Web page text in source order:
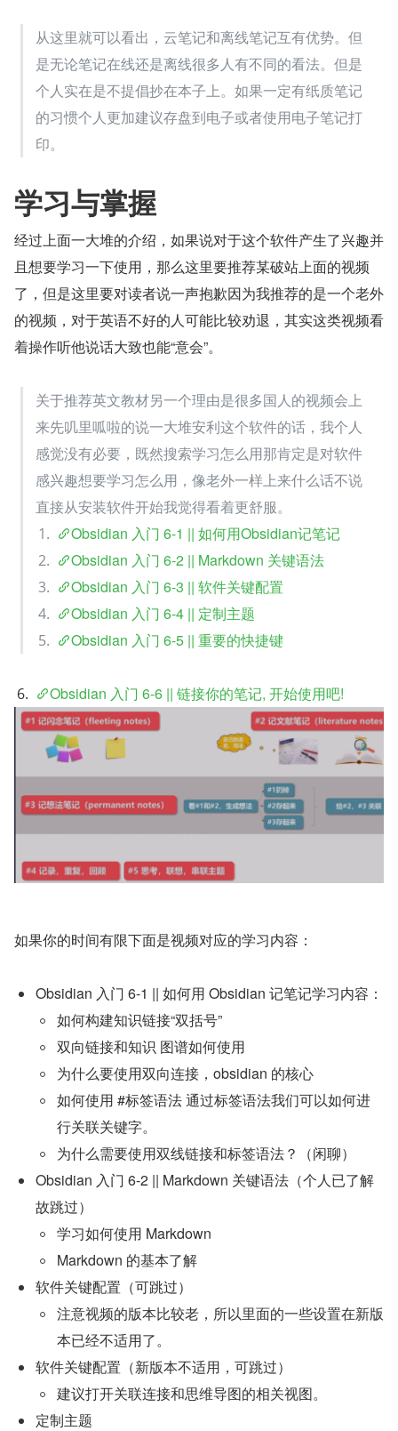
从这里就可以看出，云笔记和离线笔记互有优势。但
是无论笔记在线还是离线很多人有不同的看法。但是
个人实在是不提倡抄在本子上。如果一定有纸质笔记
的习惯个人更加建议存盘到电子或者使用电子笔记打
印。
学习与掌握
经过上面一大堆的介绍，如果说对于这个软件产生了兴趣并
且想要学习一下使用，那么这里要推荐某破站上面的视频
了，但是这里要对读者说一声抱歉因为我推荐的是一个老外
的视频，对于英语不好的人可能比较劝退，其实这类视频看
着操作听他说话大致也能“意会”。
关于推荐英文教材另一个理由是很多国人的视频会上
来先叽里呱啦的说一大堆安利这个软件的话，我个人
感觉没有必要，既然搜索学习怎么用那肯定是对软件
感兴趣想要学习怎么用，像老外一样上来什么话不说
直接从安装软件开始我觉得看着更舒服。
Obsidian 入门 6-1 || 如何用Obsidian记笔记
Obsidian 入门 6-2 || Markdown 关键语法
Obsidian 入门 6-3 || 软件关键配置
Obsidian 入门 6-4 || 定制主题
Obsidian 入门 6-5 || 重要的快捷键
Obsidian 入门 6-6 || 链接你的笔记, 开始使用吧!
如果你的时间有限下面是视频对应的学习内容：
Obsidian 入门 6-1 || 如何用 Obsidian 记笔记学习内容：
如何构建知识链接“双括号”
双向链接和知识 图谱如何使用
为什么要使用双向连接，obsidian 的核心
如何使用 #标签语法 通过标签语法我们可以如何进
行关联关键字。
为什么需要使用双线链接和标签语法？（闲聊）
Obsidian 入门 6-2 || Markdown 关键语法（个人已了解
故跳过）
学习如何使用 Markdown
Markdown 的基本了解
软件关键配置（可跳过）
注意视频的版本比较老，所以里面的一些设置在新版
本已经不适用了。
软件关键配置（新版本不适用，可跳过）
建议打开关联连接和思维导图的相关视图。
定制主题